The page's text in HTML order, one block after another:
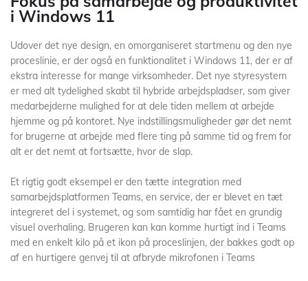
i Windows 11
Udover det nye design, en omorganiseret startmenu og den nye
proceslinie, er der også en funktionalitet i Windows 11, der er af
ekstra interesse for mange virksomheder. Det nye styresystem
er med alt tydelighed skabt til hybride arbejdspladser, som giver
medarbejderne mulighed for at dele tiden mellem at arbejde
hjemme og på kontoret. Nye indstillingsmuligheder gør det nemt
for brugerne at arbejde med flere ting på samme tid og frem for
alt er det nemt at fortsætte, hvor de slap.
Et rigtig godt eksempel er den tætte integration med
samarbejdsplatformen Teams, en service, der er blevet en tæt
integreret del i systemet, og som samtidig har fået en grundig
visuel overhaling. Brugeren kan kan komme hurtigt ind i Teams
med en enkelt kilo på et ikon på proceslinjen, der bakkes godt op
af en hurtigere genvej til at afbryde mikrofonen i Teams